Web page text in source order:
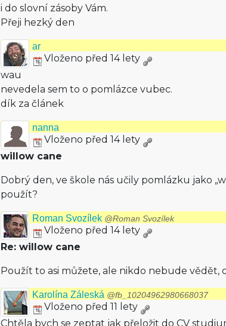
i do slovní zásoby Vám.
Přeji hezký den
ar
Vloženo před 14 lety
wau
nevedela sem to o pomlázce vubec.
dík za článek
nanna
Vloženo před 14 lety
willow cane
Dobrý den, ve škole nás učily pomlázku jako
použít?
Roman Svozílek @Roman Svozílek
Vloženo před 14 lety
Re: willow cane
Použít to asi můžete, ale nikdo nebude vědět,
Karolína Záleská @fb_10204962980668037
Vloženo před 11 lety
Chtěla bych se zeptat jak přeložit do CV